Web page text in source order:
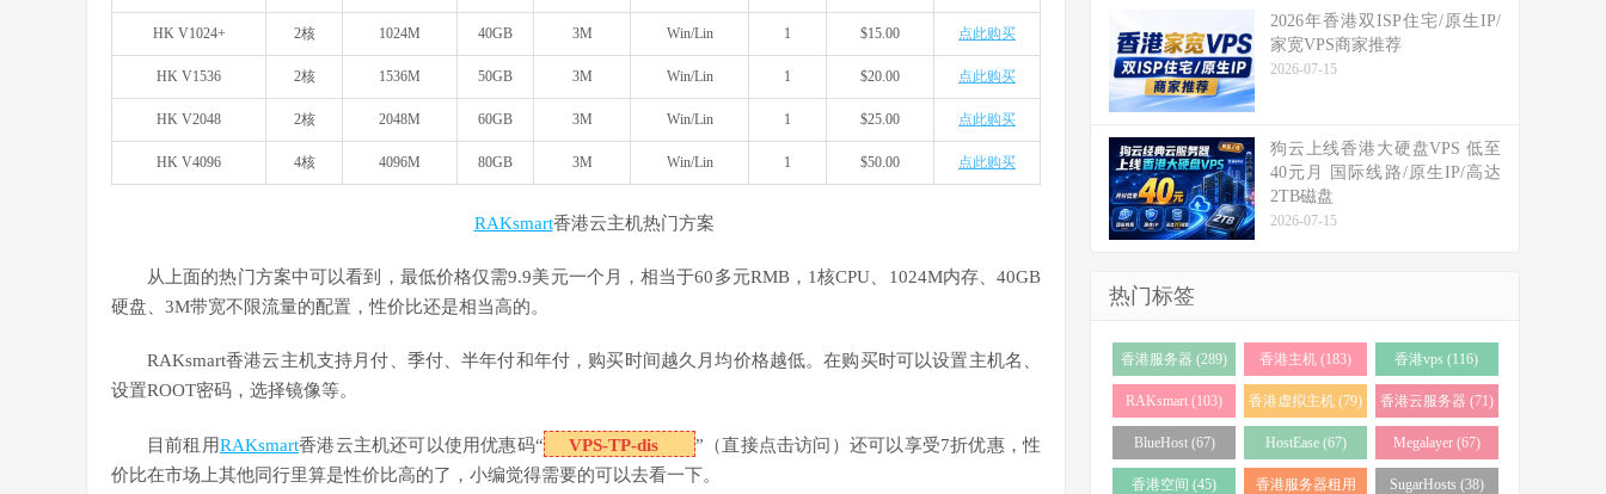
HK V1024+ 2核 1024M 40GB 3M Win/Lin 1 $15.00 点此购买
HK V1536 2核 1536M 50GB 3M Win/Lin 1 $20.00 点此购买
HK V2048 2核 2048M 60GB 3M Win/Lin 1 $25.00 点此购买
HK V4096 4核 4096M 80GB 3M Win/Lin 1 $50.00 点此购买
RAKsmart香港云主机热门方案
从上面的热门方案中可以看到，最低价格仅需9.9美元一个月，相当于60多元RMB，1核CPU、1024M内存、40GB
硬盘、3M带宽不限流量的配置，性价比还是相当高的。
RAKsmart香港云主机支持月付、季付、半年付和年付，购买时间越久月均价格越低。在购买时可以设置主机名、
设置ROOT密码，选择镜像等。
目前租用RAKsmart香港云主机还可以使用优惠码“ VPS-TP-dis
”（直接点击访问）还可以享受7折优惠，性
价比在市场上其他同行里算是性价比高的了，小编觉得需要的可以去看一下。
2026年香港双ISP住宅/原生IP/
家宽VPS商家推荐
2026-07-15
狗云上线香港大硬盘VPS 低至
40元月 国际线路/原生IP/高达
2TB磁盘
2026-07-15
热门标签
香港服务器 (289) 香港主机 (183) 香港vps (116)
RAKsmart (103) 香港虚拟主机 (79) 香港云服务器 (71)
BlueHost (67) HostEase (67) Megalayer (67)
香港空间 (45)
香港服务器租用
SugarHosts (38)